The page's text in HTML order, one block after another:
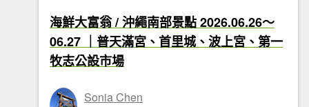
海鮮大富翁 / 沖繩南部景點 2026.06.26～
06.27 ｜普天滿宮、首里城、波上宮、第一
牧志公設市場
Sonia Chen